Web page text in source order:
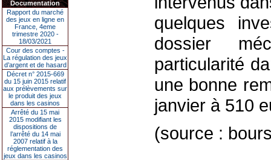
Documentation
Rapport du marché
des jeux en ligne en
France, 4eme
trimestre 2020 -
18/03/2021
Cour des comptes -
La régulation des jeux
d’argent et de hasard
Décret n° 2015-669
du 15 juin 2015 relatif
aux prélèvements sur
le produit des jeux
dans les casinos
Arrêté du 15 mai
2015 modifiant les
dispositions de
l’arrêté du 14 mai
2007 relatif à la
réglementation des
jeux dans les casinos
quelques
dossier
particularité
une bonne
janvier à 510
(source :